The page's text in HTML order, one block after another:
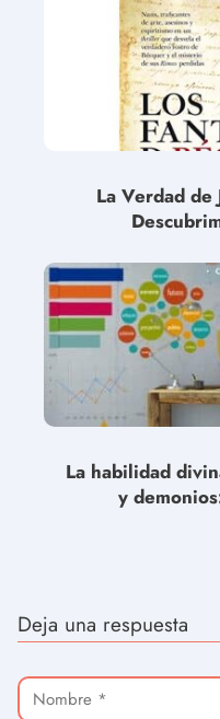
La Verdad de
La habilidad
y
Deja una respuesta